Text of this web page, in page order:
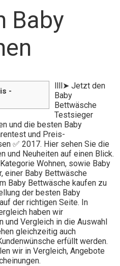
Baby
-
llll➤ Jetzt den
Baby
Bettwäsche
Testsieger
und die besten Baby
und Preis-
✅ 2017. Hier sehen Sie die
und Neuheiten auf einen Blick.
Wohnen, sowie Baby
einer Baby Bettwäsche
Baby Bettwäsche kaufen zu
der besten Baby
der richtigen Seite. In
haben wir
und Vergleich in die Auswahl
gleichzeitig auch
erfüllt werden.
wir in Vergleich, Angebote